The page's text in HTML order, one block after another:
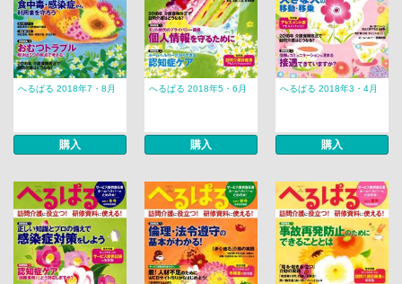
へるぱる 2018年7・8月
購入
へるぱる 2018年5・6月
購入
へるぱる 2018年3・4月
購入